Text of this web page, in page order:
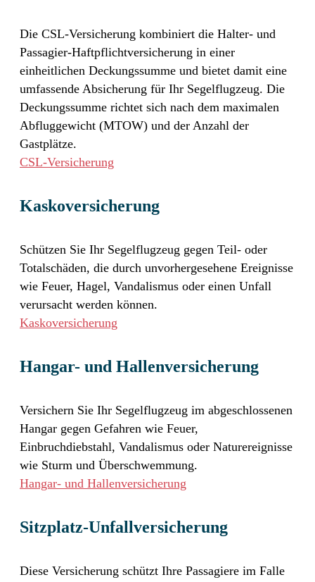
Die CSL-Versicherung kombiniert die Halter- und
Passagier-Haftpflichtversicherung in einer
einheitlichen Deckungssumme und bietet damit eine
umfassende Absicherung für Ihr Segelflugzeug. Die
Deckungssumme richtet sich nach dem maximalen
Abfluggewicht (MTOW) und der Anzahl der
Gastplätze.
CSL-Versicherung
Kasko­versicherung
Schützen Sie Ihr Segelflugzeug gegen Teil- oder
Totalschäden, die durch unvorhergesehene Ereignisse
wie Feuer, Hagel, Vandalismus oder einen Unfall
verursacht werden können.
Kasko­versicherung
Hangar- und Hallen­versicherung
Versichern Sie Ihr Segelflugzeug im abgeschlossenen
Hangar gegen Gefahren wie Feuer,
Einbruchdiebstahl, Vandalismus oder Naturereignisse
wie Sturm und Überschwemmung.
Hangar- und Hallen­versicherung
Sitzplatz-Unfall­versicherung
Diese Versicherung schützt Ihre Passagiere im Falle